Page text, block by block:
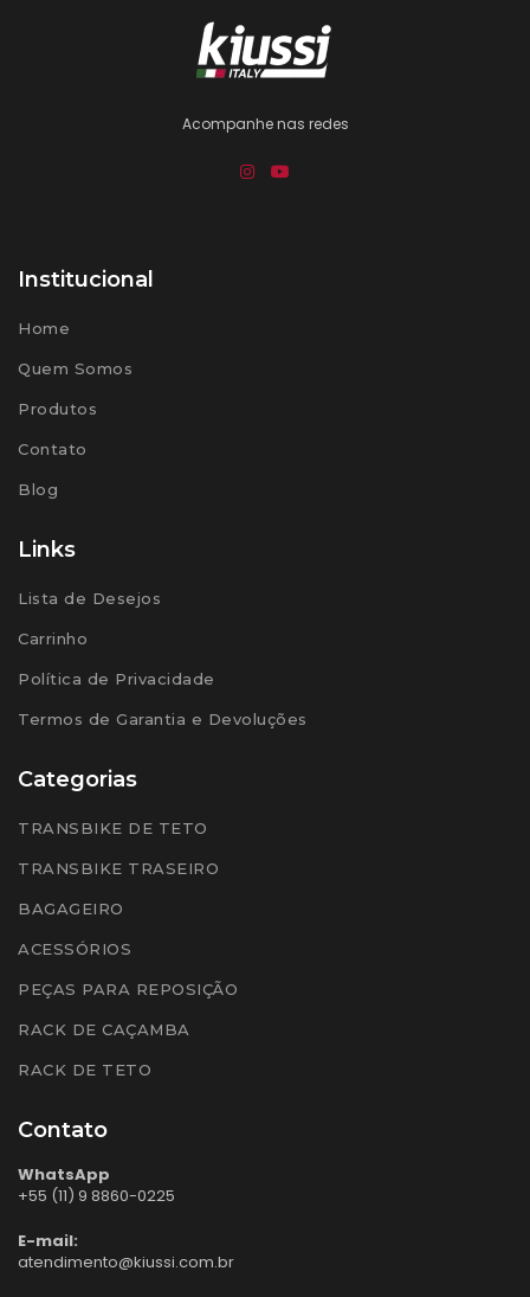
Acompanhe nas redes
Institucional
Home
Quem Somos
Produtos
Contato
Blog
Links
Lista de Desejos
Carrinho
Política de Privacidade
Termos de Garantia e Devoluções
Categorias
TRANSBIKE DE TETO
TRANSBIKE TRASEIRO
BAGAGEIRO
ACESSÓRIOS
PEÇAS PARA REPOSIÇÃO
RACK DE CAÇAMBA
RACK DE TETO
Contato
WhatsApp
+55 (11) 9 8860-0225
E-mail:
atendimento@kiussi.com.br